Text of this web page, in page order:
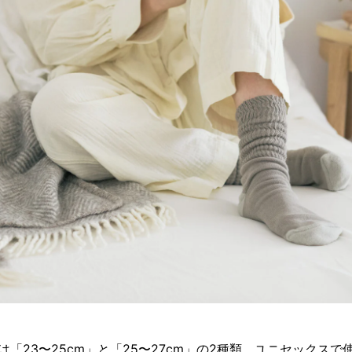
「23〜25cm」と「25〜27cm」の2種類。ユニセックスで